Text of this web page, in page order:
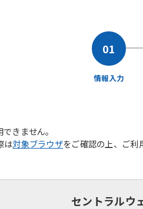
情報入力
きません。
は対象ブラウザをご確認の上、ご利
セントラルウ